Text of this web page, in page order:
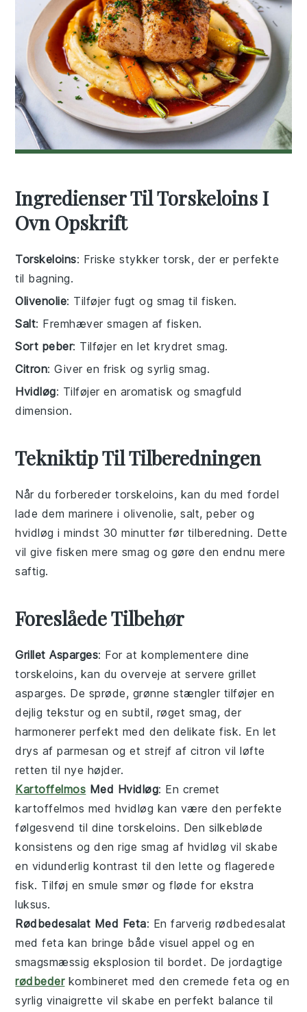
Ingredienser Til Torskeloins I
Ovn Opskrift
Torskeloins: Friske stykker torsk, der er perfekte
til bagning.
Olivenolie: Tilføjer fugt og smag til fisken.
Salt: Fremhæver smagen af fisken.
Sort peber: Tilføjer en let krydret smag.
Citron: Giver en frisk og syrlig smag.
Hvidløg: Tilføjer en aromatisk og smagfuld
dimension.
Tekniktip Til Tilberedningen
Når du forberedertorskeloins, kan du med fordel
lade dem marinere iolivenolie,salt,peber og
hvidløg i mindst 30 minutter før tilberedning. Dette
vil give fisken mere smag og gøre den endnu mere
saftig.
Foreslåede Tilbehør
Grillet Asparges: For at komplementere dine
torskeloins, kan du overveje at serveregrillet
asparges. De sprøde, grønne stængler tilføjer en
dejlig tekstur og en subtil, røget smag, der
harmonerer perfekt med den delikate fisk. En let
drys afparmesan og et strejf af citron vil løfte
retten til nye højder.
Kartoffelmos Med Hvidløg: En cremet
kartoffelmos med hvidløg kan være den perfekte
følgesvend til dine torskeloins. Den silkebløde
konsistens og den rige smag af hvidløg vil skabe
en vidunderlig kontrast til den lette og flagerede
fisk. Tilføj en smulesmør ogfløde for ekstra
luksus.
Rødbedesalat Med Feta: En farverig rødbedesalat
med feta kan bringe både visuel appel og en
smagsmæssig eksplosion til bordet. De jordagtige
rødbederkombineret med den cremedefeta og en
syrlig vinaigrette vil skabe en perfekt balance til